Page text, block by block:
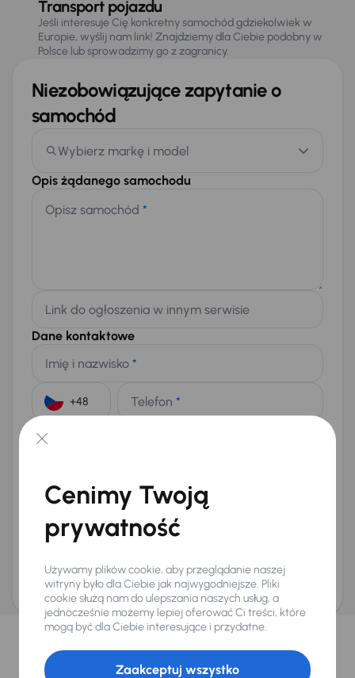
Transport pojazdu
Jeśli interesuje Cię konkretny samochód gdziekolwiek w
Europie, wyślij nam link! Znajdziemy dla Ciebie podobny w
Polsce lub sprowadzimy go z zagranicy.
Niezobowiązujące zapytanie o
samochód
Wybierz markę i model
Opis żądanego samochodu
Opisz samochód *
Link do ogłoszenia w innym serwisie
Dane kontaktowe
Imię i nazwisko *
Telefon *
E-mail
Na numer telefonu (opcjonalnie)
Wyślij zapytanie
ani zagwarantowaną dostępnością pojazdu. AURES Holdings a.s., z siedzibą
Dopraváků 874/15, Čimice, 184 00 Praga 8, będzie przechowywać i przetwarzać
Twoje dane osobowe zgodnie z zasadami ochrony i przetwarzaniadanych
osobowych
Wybraliśmy dla Ciebie
Wybieramy dla Ciebienajlepsze pojazdyz naszej oferty. Kupimy
dla Ciebiedo 400 pojazdówkażdego dnia.
Cenimy Twoją
prywatność
Używamy plików cookie, aby przeglądanie naszej
witryny było dla Ciebie jak najwygodniejsze. Pliki
cookie służą nam do ulepszania naszych usług, a
jednocześnie możemy lepiej oferować Ci treści, które
mogą być dla Ciebie interesujące i przydatne.
Zaakceptuj wszystko